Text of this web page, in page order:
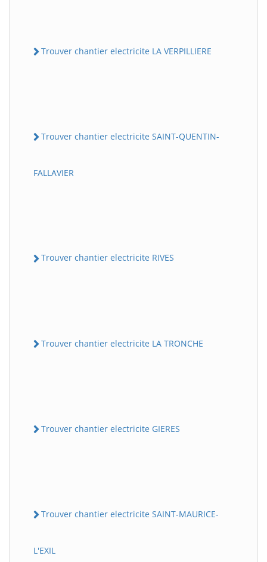
Trouver chantier electricite LA VERPILLIERE
Trouver chantier electricite SAINT-QUENTIN-
FALLAVIER
Trouver chantier electricite RIVES
Trouver chantier electricite LA TRONCHE
Trouver chantier electricite GIERES
Trouver chantier electricite SAINT-MAURICE-
L'EXIL